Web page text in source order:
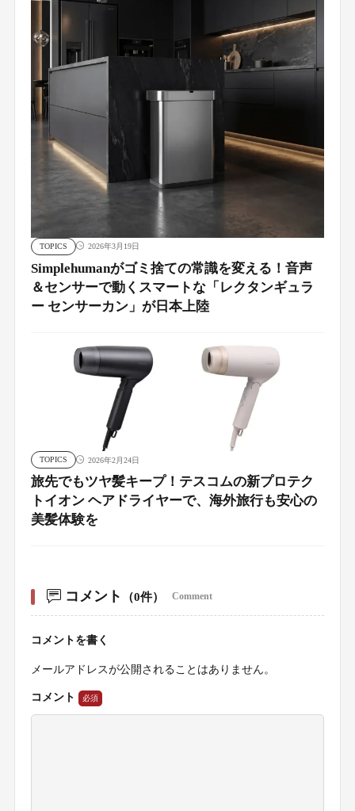
TOPICS 2026年3月19日
Simplehumanがゴミ捨ての常識を変える！音声
＆センサーで動くスマートな「レクタンギュラ
ー センサーカン」が日本上陸
TOPICS 2026年2月24日
旅先でもツヤ髪キープ！テスコムの新プロテク
トイオン ヘアドライヤーで、海外旅行も安心の
美髪体験を
コメント （0件） Comment
コメントを書く
メールアドレスが公開されることはありません。
コメント